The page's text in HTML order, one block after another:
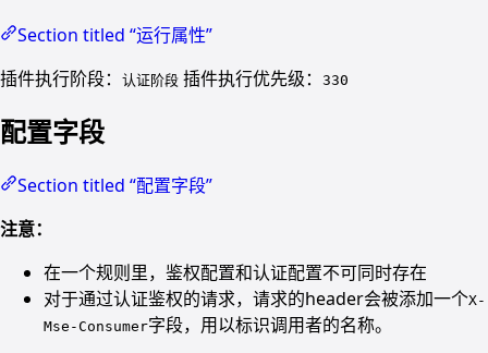
Section titled “运行属性”
插件执行阶段：
认证阶段 插件执行优先级： 330
配置字段
Section titled “配置字段”
注意：
在一个规则里，鉴权配置和认证配置不可同时存在
对于通过认证鉴权的请求，请求的header会被添加一个X-
Mse-Consumer字段，用以标识调用者的名称。